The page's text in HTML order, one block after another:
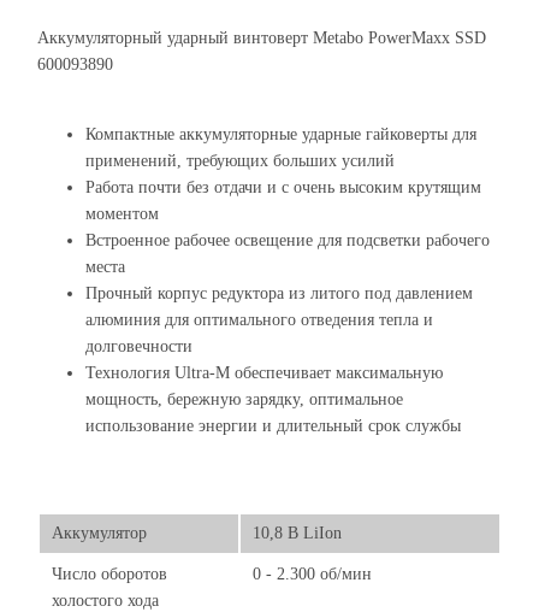
Аккумуляторный ударный винтоверт Metabo PowerMaxx SSD
600093890
Компактные аккумуляторные ударные гайковерты для
применений, требующих больших усилий
Работа почти без отдачи и с очень высоким крутящим
моментом
Встроенное рабочее освещение для подсветки рабочего
места
Прочный корпус редуктора из литого под давлением
алюминия для оптимального отведения тепла и
долговечности
Технология Ultra-M обеспечивает максимальную
мощность, бережную зарядку, оптимальное
использование энергии и длительный срок службы
Аккумулятор 10,8 В LiIon
Число оборотов
холостого хода
0 - 2.300 об/мин